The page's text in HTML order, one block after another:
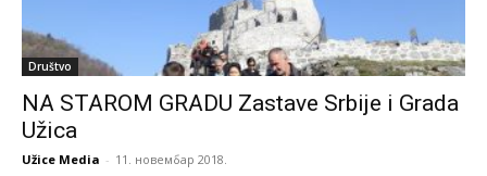
Društvo
NA STAROM GRADU Zastave Srbije i Grada
Užica
Užice Media - 11. новембар 2018.